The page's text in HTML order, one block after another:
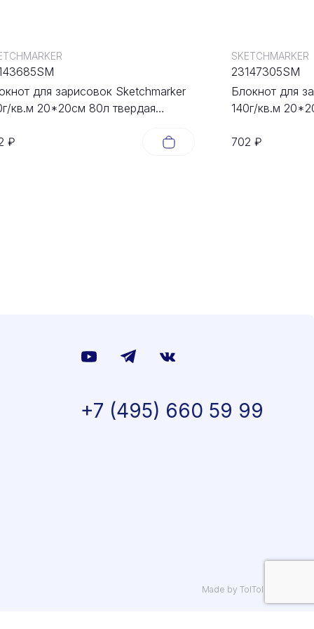
₽
для зарисовок Sketchmarker
кв.м 20*20cм 80л твердая
702 ₽
Блокнот для
140г/кв.м
SKETCHMARKER
23147305SM
+7 (495) 660 59 99
Made by TolTol